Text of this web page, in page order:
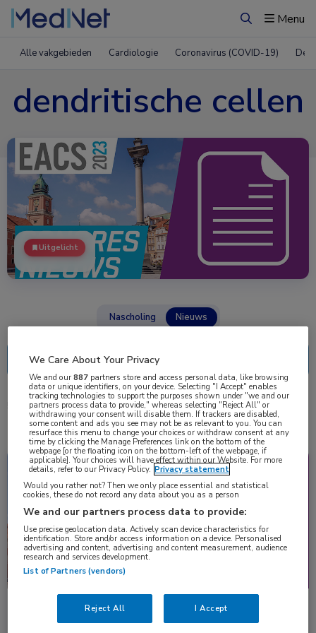
ZoekenMenu
Alle vakgebieden Cardiologie Coronavirus (COVID-19)
dendritische cellen
Uitgelicht
Nascholing Nieuws
5 resultaten dendritische cellen✕
Congresnieuws Infectieziekten
Nieuw hiv-reservoir ontdekt in dendritische cellen
in lymfeklieren
We Care About Your Privacy
We and our887 partners store and access personal data, like browsing
data or unique identifiers, on your device. Selecting "I Accept" enables
tracking technologies to support the purposes shown under "we and our
partners process data to provide," whereas selecting "Reject All" or
withdrawing your consent will disable them. If trackers are disabled,
some content and ads you see may not be as relevant to you. You can
resurface this menu to change your choices or withdraw consent at any
time by clicking the Manage Preferences link on the bottom of the
webpage [or the floating icon on the bottom-left of the webpage, if
applicable]. Your choices will have effect within our Website. For more
details, refer to our Privacy Policy. Privacy statement
Would you rather not? Then we only place essential and statistical
cookies, these do not record any data about you as a person
We and our partners process data to provide:
Use precise geolocation data. Actively scan device characteristics for
identification. Store and/or access information on a device. Personalised
advertising and content, advertising and content measurement, audience
research and services development.
List of Partners (vendors)
Reject All I Accept